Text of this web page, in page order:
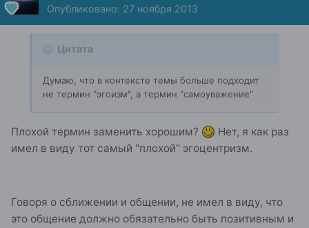
Опубликовано: 27 ноября 2013
Цитата
Думаю, что в контексте темы больше подходит
не термин "эгоизм", а термин "самоуважение"
Плохой термин заменить хорошим?
Нет, я как раз
имел в виду тот самый "плохой" эгоцентризм.
Говоря о сближении и общении, не имел в виду, что
это общение должно обязательно быть позитивным и